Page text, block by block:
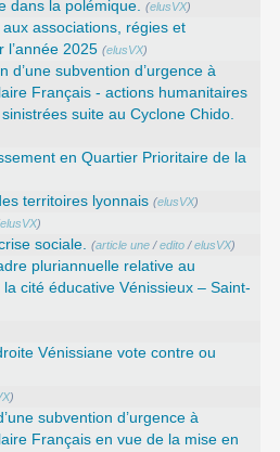
dans la polémique. (elusVX)
associations, régies et
l’année 2025 (elusVX)
d’une subvention d’urgence à
Français - actions humanitaires
suite au Cyclone Chido.
en Quartier Prioritaire de la
territoires lyonnais (elusVX)
elusVX)
sociale. (article une /edito /elusVX)
pluriannuelle relative au
cité éducative Vénissieux – Saint-
Vénissiane vote contre ou
)
subvention d’urgence à
Français en vue de la mise en